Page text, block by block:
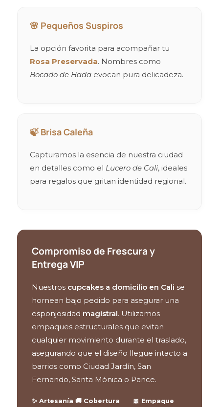
🌸 Pequeños Suspiros
La opción favorita para acompañar tu
Rosa Preservada. Nombres como
Bocado de Hada evocan pura delicadeza.
🍃 Brisa Caleña
Capturamos la esencia de nuestra ciudad
en detalles como el Lucero de Cali, ideales
para regalos que gritan identidad regional.
Compromiso de Frescura y
Entrega VIP
Nuestros cupcakes a domicilio en Cali se
hornean bajo pedido para asegurar una
esponjosidad magistral. Utilizamos
empaques estructurales que evitan
cualquier movimiento durante el traslado,
asegurando que el diseño llegue intacto a
barrios como Ciudad Jardín, San
Fernando, Santa Mónica o Pance.
✨ Artesanía 🚚 Cobertura
🎀 Empaque